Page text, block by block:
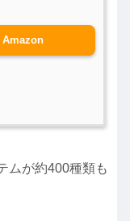
Amazon
ムが約400種類も